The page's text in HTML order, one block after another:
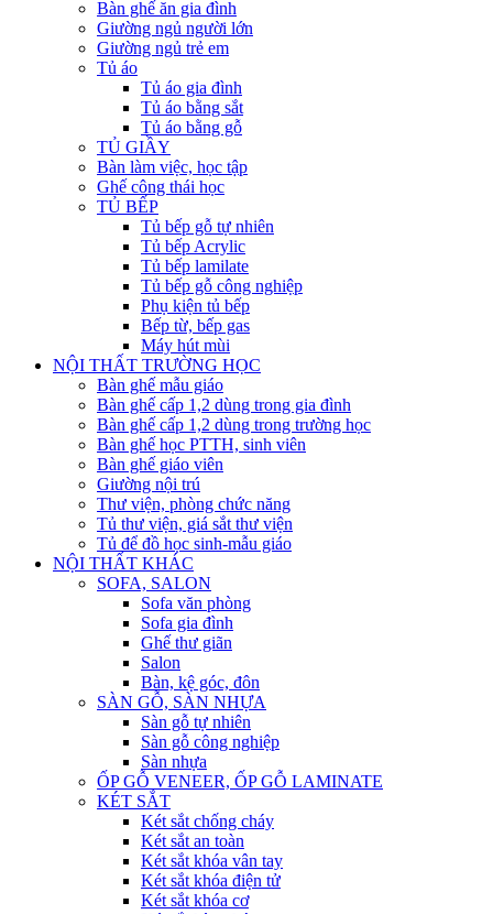
Bàn ghế ăn gia đình
Giường ngủ người lớn
Giường ngủ trẻ em
Tủ áo
Tủ áo gia đình
Tủ áo bằng sắt
Tủ áo bằng gỗ
TỦ GIẦY
Bàn làm việc, học tập
Ghế công thái học
TỦ BẾP
Tủ bếp gỗ tự nhiên
Tủ bếp Acrylic
Tủ bếp lamilate
Tủ bếp gỗ công nghiệp
Phụ kiện tủ bếp
Bếp từ, bếp gas
Máy hút mùi
NỘI THẤT TRƯỜNG HỌC
Bàn ghế mẫu giáo
Bàn ghế cấp 1,2 dùng trong gia đình
Bàn ghế cấp 1,2 dùng trong trường học
Bàn ghế học PTTH, sinh viên
Bàn ghế giáo viên
Giường nội trú
Thư viện, phòng chức năng
Tủ thư viện, giá sắt thư viện
Tủ để đồ học sinh-mẫu giáo
NỘI THẤT KHÁC
SOFA, SALON
Sofa văn phòng
Sofa gia đình
Ghế thư giãn
Salon
Bàn, kệ góc, đôn
SÀN GỖ, SÀN NHỰA
Sàn gỗ tự nhiên
Sàn gỗ công nghiệp
Sàn nhựa
ỐP GỖ VENEER, ỐP GỖ LAMINATE
KÉT SẮT
Két sắt chống cháy
Két sắt an toàn
Két sắt khóa vân tay
Két sắt khóa điện tử
Két sắt khóa cơ